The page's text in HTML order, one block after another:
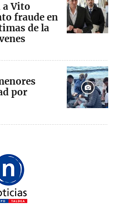
a Vito
fraude en
de la
por